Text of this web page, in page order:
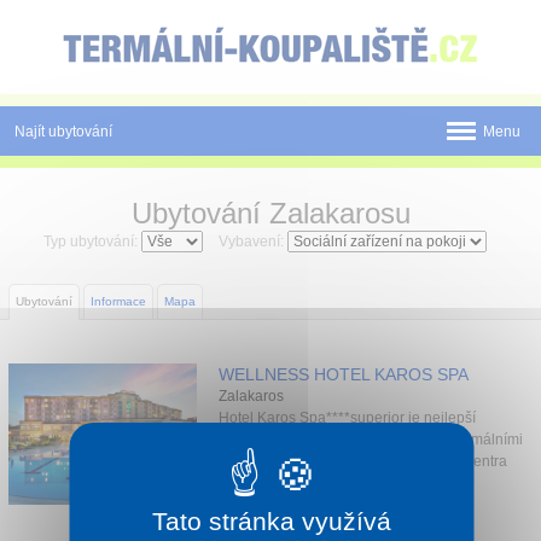
Najít ubytování
Pobyty
Postup rezervace
Tištěné katalogy
O nás
Menu
Ubytování Zalakarosu
Typ ubytování: Vybavení:
Ubytování Informace Mapa
WELLNESS HOTEL KAROS SPA
Zalakaros
Hotel Karos Spa****superior je nejlepší
wellness hotel v regionu s vlastními termálními
bazény. Nachází pouze 400 metrů od centra
lázeň...
1 noc od
Tato stránka využívá